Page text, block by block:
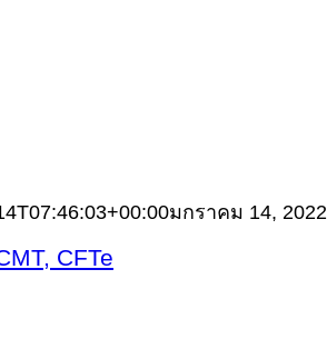
มกราคม 14, 2022
CFTe